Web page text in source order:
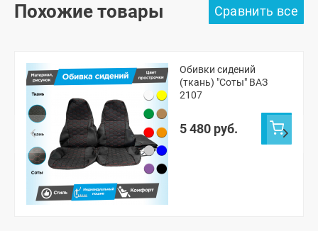
Похожие товары
Обивки сидений
(ткань) "Соты" ВАЗ
2107
5 480 руб.